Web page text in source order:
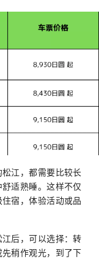
江，都需要比较长
适熟睡。这样不仅
宿，体验活动或品
后，可以选择：转
稍作观光，到了下